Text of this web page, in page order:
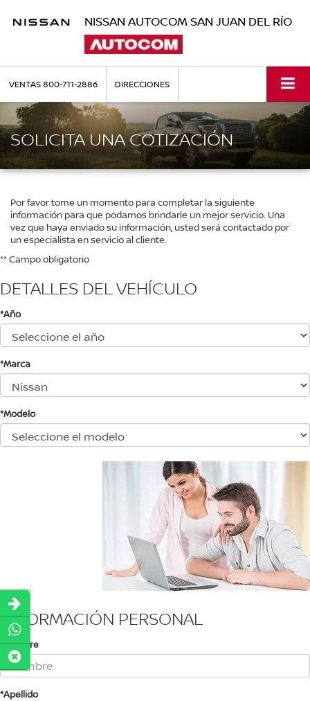
NISSAN AUTOCOM SAN JUAN DEL RÍO
VENTAS800-711-2886 DIRECCIONES
SOLICITA UNA COTIZACIÓN
Por favor tome un momento para completar la siguiente
información para que podamos brindarle un mejor servicio. Una
vez que haya enviado su información, usted será contactado por
un especialista en servicio al cliente.
** Campo obligatorio
DETALLES DEL VEHÍCULO
*Año
*Marca
*Modelo
INFORMACIÓN PERSONAL
*Nombre
*Apellido